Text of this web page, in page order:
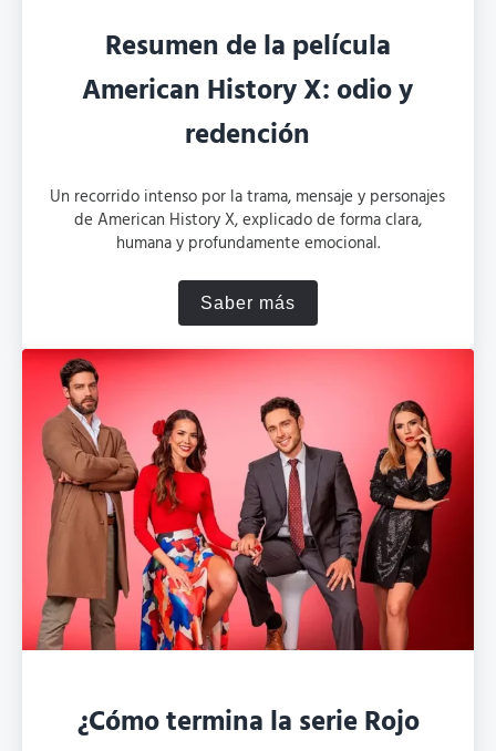
Resumen de la película
American History X: odio y
redención
Un recorrido intenso por la trama, mensaje y personajes
de American History X, explicado de forma clara,
humana y profundamente emocional.
Saber másResumen de la película
¿Cómo termina la serie Rojo